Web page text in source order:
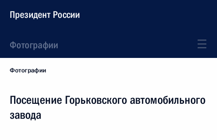
Президент России
Фотографии
Фотографии
Посещение Горьковского автомобильного
завода